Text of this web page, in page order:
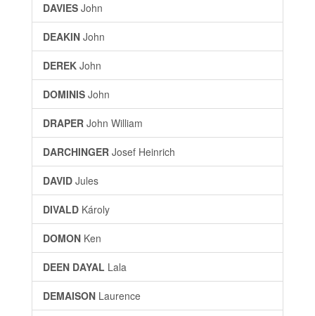
DAVIES John
DEAKIN John
DEREK John
DOMINIS John
DRAPER John William
DARCHINGER Josef Heinrich
DAVID Jules
DIVALD Károly
DOMON Ken
DEEN DAYAL Lala
DEMAISON Laurence